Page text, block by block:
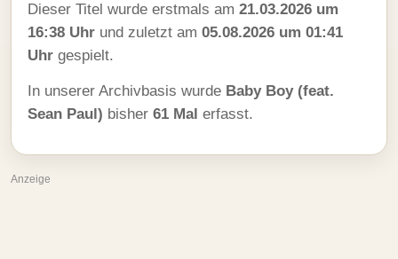
Dieser Titel wurde erstmals am 21.03.2026 um
16:38 Uhr und zuletzt am 05.08.2026 um 01:41
Uhr gespielt.
In unserer Archivbasis wurde Baby Boy (feat.
Sean Paul) bisher 61 Mal erfasst.
Anzeige